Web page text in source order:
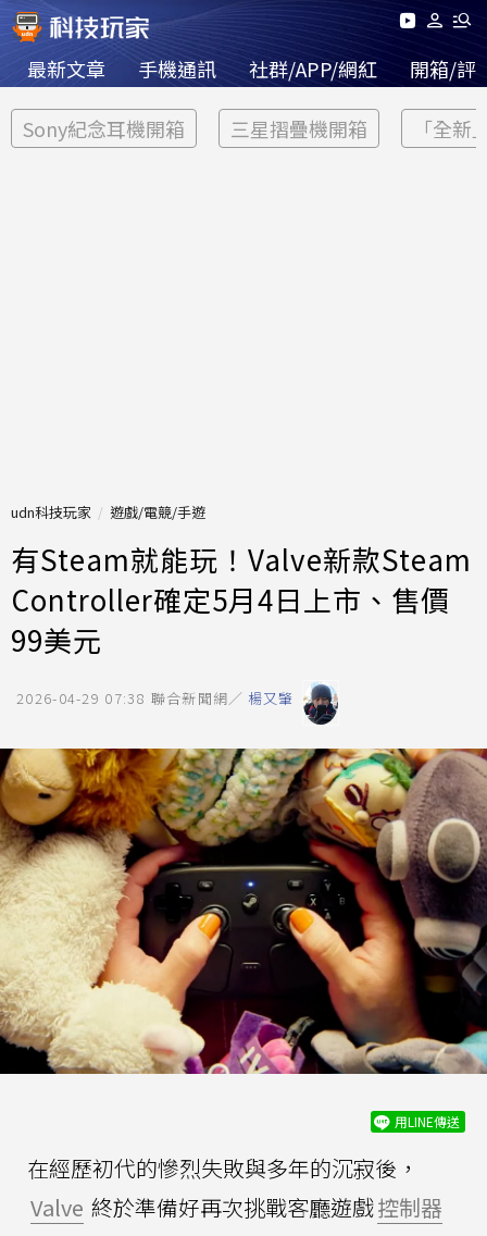
最新文章 手機通訊 社群/APP/網紅 開箱/評
Sony紀念耳機開箱 三星摺疊機開箱 「全新
udn科技玩家 遊戲/電競/手遊
有Steam就能玩！Valve新款Steam
Controller確定5月4日上市、售價
99美元
2026-04-29 07:38 聯合新聞網／ 楊又肇
用LINE傳送
在經歷初代的慘烈失敗與多年的沉寂後，
Valve 終於準備好再次挑戰客廳遊戲控制器